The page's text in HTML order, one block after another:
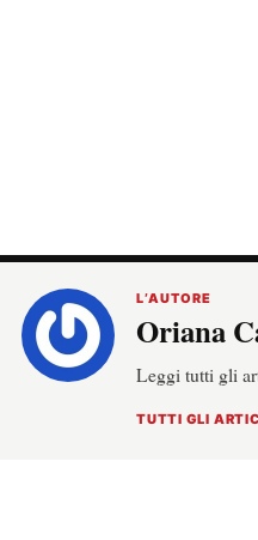
L’AUTORE
Oriana
Leggi tutti gli
TUTTI GLI